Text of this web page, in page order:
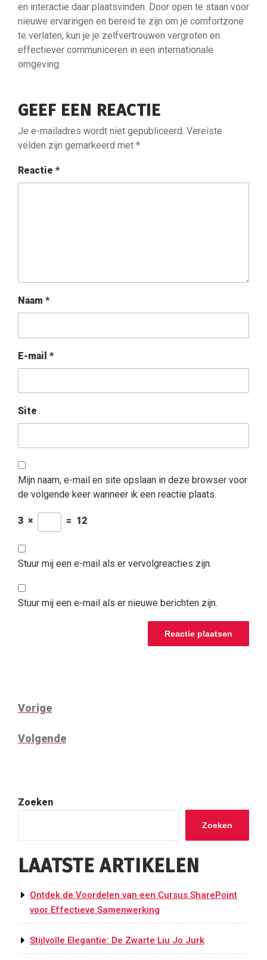
en interactie daar plaatsvinden. Door open te staan voor
nieuwe ervaringen en bereid te zijn om je comfortzone
te verlaten, kun je je zelfvertrouwen vergroten en
effectiever communiceren in een internationale
omgeving.
GEEF EEN REACTIE
Je e-mailadres wordt niet gepubliceerd. Vereiste
velden zijn gemarkeerd met *
Reactie *
Naam *
E-mail *
Site
Mijn naam, e-mail en site opslaan in deze browser voor
de volgende keer wanneer ik een reactie plaats.
3 × = 12
Stuur mij een e-mail als er vervolgreacties zijn.
Stuur mij een e-mail als er nieuwe berichten zijn.
BERICHT
NAVIGATIE
Vorig
Vorige
Volgend
Volgende
Zoeken
Zoeken
LAATSTE ARTIKELEN
Ontdek de Voordelen van een Cursus SharePoint
voor Effectieve Samenwerking
Stijlvolle Elegantie: De Zwarte Liu Jo Jurk